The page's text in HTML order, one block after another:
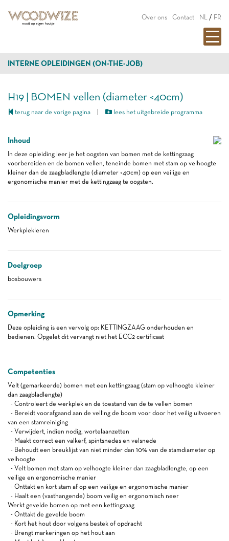
Over ons Contact NL / FR
INTERNE OPLEIDINGEN (ON-THE-JOB)
H19 | BOMEN vellen (diameter <40cm)
terug naar de vorige pagina lees het uitgebreide programma
Inhoud
In deze opleiding leer je het oogsten van bomen met de kettingzaag
voorbereiden en de bomen vellen, teneinde bomen met stam op velhoogte
kleiner dan de zaagbladlengte (diameter <40cm) op een veilige en
ergonomische manier met de kettingzaag te oogsten.
Opleidingsvorm
Werkplekleren
Doelgroep
bosbouwers
Opmerking
Deze opleiding is een vervolg op: KETTINGZAAG onderhouden en
bedienen. Opgelet dit vervangt niet het ECC2 certificaat
Competenties
Velt (gemarkeerde) bomen met een kettingzaag (stam op velhoogte kleiner
dan zaagbladlengte)
- Controleert de werkplek en de toestand van de te vellen bomen
- Bereidt voorafgaand aan de velling de boom voor door het veilig uitvoeren
van een stamreiniging
- Verwijdert, indien nodig, wortelaanzetten
- Maakt correct een valkerf, spintsnedes en velsnede
- Behoudt een breuklijst van niet minder dan 10% van de stamdiameter op
velhoogte
- Velt bomen met stam op velhoogte kleiner dan zaagbladlengte, op een
veilige en ergonomische manier
- Onttakt en kort stam af op een veilige en ergonomische manier
- Haalt een (vasthangende) boom veilig en ergonomisch neer
Werkt gevelde bomen op met een kettingzaag
- Onttakt de gevelde boom
- Kort het hout door volgens bestek of opdracht
- Brengt markeringen op het hout aan